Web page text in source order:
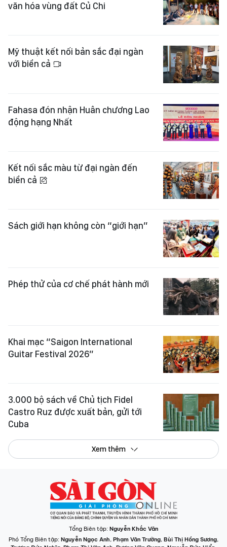
văn hóa vùng đất Củ Chi
Mỹ thuật kết nối bản sắc đại ngàn
với biển cả
Fahasa đón nhận Huân chương Lao
động hạng Nhất
Kết nối sắc màu từ đại ngàn đến
biển cả
Sách giới hạn không còn “giới hạn”
Phép thử của cơ chế phát hành mới
Khai mạc “Saigon International
Guitar Festival 2026”
3.000 bộ sách về Chủ tịch Fidel
Castro Ruz được xuất bản, gửi tới
Cuba
Xem thêm
Tổng Biên tập: Nguyễn Khắc Văn
Phó Tổng Biên tập: Nguyễn Ngọc Anh, Phạm Văn Trường, Bùi Thị Hồng Sương,